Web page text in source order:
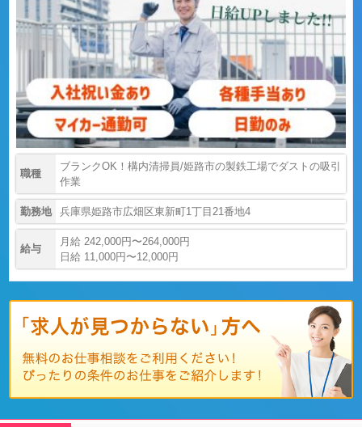
職種
ブランクOK！構内清掃員/姫路市の製鉄工場でダストの吸引
作業
勤務地 兵庫県姫路市広畑区東新町1丁目21番地4
給与
月給 242,000円〜264,000円
日給 11,000円〜12,000円